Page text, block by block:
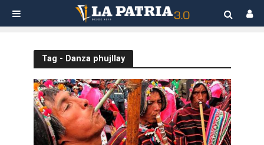
Tag - Danza phujllay